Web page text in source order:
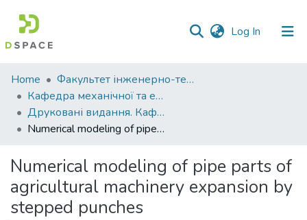
Log In (current)
Communities
&
Collections
Statistics
Home
Факультет інженерно-технологічний
Кафедра механічної та електричної інженерії
Друковані видання. Кафедра механічної та електричної інженерії
Numerical modeling of pipe parts of agricultural machinery expansion by stepped punches
Numerical modeling of pipe parts of
agricultural machinery expansion by
stepped punches